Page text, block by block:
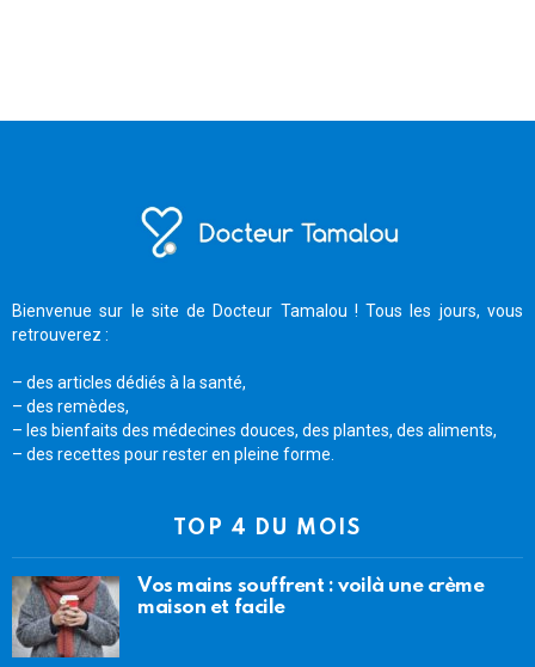
Bienvenue sur le site de Docteur Tamalou ! Tous les jours, vous
retrouverez :
– des articles dédiés à la santé,
– des remèdes,
– les bienfaits des médecines douces, des plantes, des aliments,
– des recettes pour rester en pleine forme.
TOP 4 DU MOIS
Vos mains souffrent : voilà une crème
maison et facile